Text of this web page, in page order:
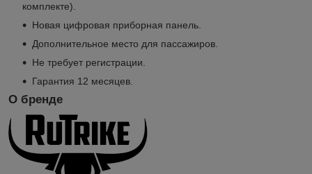
комплекте).
Новая цифровая приборная панель.
Дополнительное место для пассажиров.
Не требует регистрации.
Гарантия 12 месяцев.
О бренде